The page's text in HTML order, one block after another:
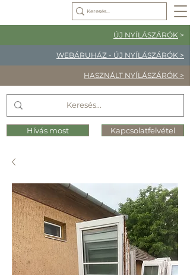
ÚJ NYÍLÁSZÁRÓK >
WEBÁRUHÁZ - ÚJ NYÍLÁSZÁRÓK >
HASZNÁLT NYÍLÁSZÁRÓK >
Hívás most Kapcsolatfelvétel